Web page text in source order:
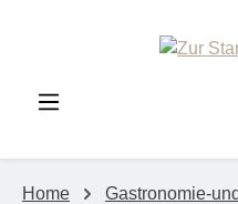
Home Gastronomie-